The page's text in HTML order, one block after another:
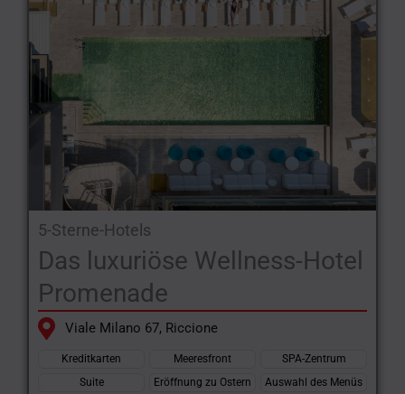
5-Sterne-Hotels
Das luxuriöse Wellness-Hotel
Promenade
Viale Milano 67, Riccione
Kreditkarten Meeresfront
SPA-Zentrum
Suite
Eröffnung zu Ostern Auswahl des Menüs